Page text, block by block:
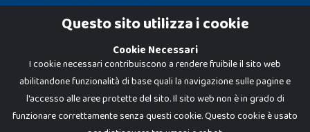
Cookie PolicyQuesto sito utilizza i cookie
Cookie Necessari
I cookie necessari contribuiscono a rendere fruibile il sito web
abilitandone funzionalità di base quali la navigazione sulle pagine e
l'accesso alle aree protette del sito. Il sito web non è in grado di
funzionare correttamente senza questi cookie. Questo cookie è usato